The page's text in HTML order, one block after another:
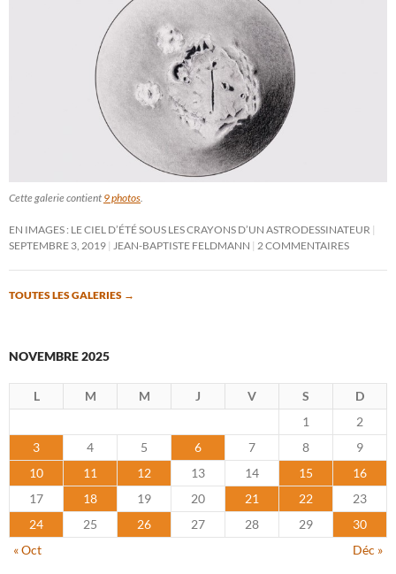
Cette galerie contient 9 photos
EN IMAGES : LE CIEL D’ÉTÉ SOUS LES CRAYONS D’UN ASTRODESSINATEUR
SEPTEMBRE 3, 2019
JEAN-BAPTISTE FELDMANN 2 COMMENTAIRES
TOUTES LES GALERIES →
NOVEMBRE 2025
L M M J V S
D
1
2
3
4 5 6 7 8
9
10
11 12 13 14 15
16
17
18 19 20 21 22
23
24
25 26 27 28 29
30
« Oct
Déc »